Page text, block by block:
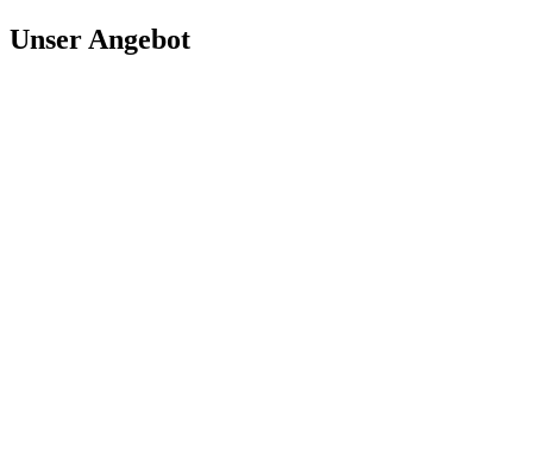
Unser Angebot